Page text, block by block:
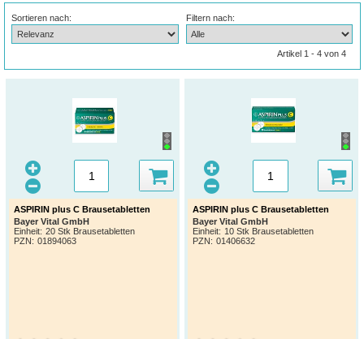
Sortieren nach: Filtern nach:
Artikel 1 - 4 von 4
ASPIRIN plus C Brausetabletten
Bayer Vital GmbH
Einheit: 20 Stk Brausetabletten
PZN : 01894063
ASPIRIN plus C Brausetabletten
Bayer Vital GmbH
Einheit: 10 Stk Brausetabletten
PZN : 01406632